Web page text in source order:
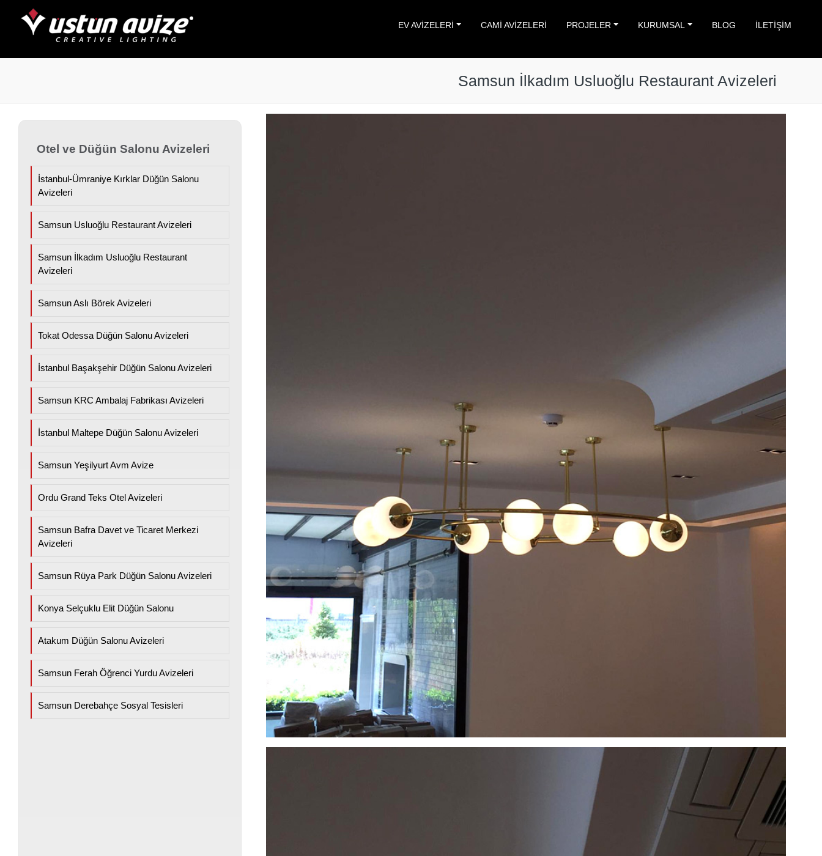
EV AVİZELERİ CAMİ AVİZELERİ PROJELER KURUMSAL BLOG İLETİŞİM
Samsun İlkadım Usluoğlu Restaurant Avizeleri
Otel ve Düğün Salonu Avizeleri
İstanbul-Ümraniye Kırklar Düğün Salonu
Avizeleri
Samsun Usluoğlu Restaurant Avizeleri
Samsun İlkadım Usluoğlu Restaurant
Avizeleri
Samsun Aslı Börek Avizeleri
Tokat Odessa Düğün Salonu Avizeleri
İstanbul Başakşehir Düğün Salonu Avizeleri
Samsun KRC Ambalaj Fabrikası Avizeleri
İstanbul Maltepe Düğün Salonu Avizeleri
Samsun Yeşilyurt Avm Avize
Ordu Grand Teks Otel Avizeleri
Samsun Bafra Davet ve Ticaret Merkezi
Avizeleri
Samsun Rüya Park Düğün Salonu Avizeleri
Konya Selçuklu Elit Düğün Salonu
Atakum Düğün Salonu Avizeleri
Samsun Ferah Öğrenci Yurdu Avizeleri
Samsun Derebahçe Sosyal Tesisleri